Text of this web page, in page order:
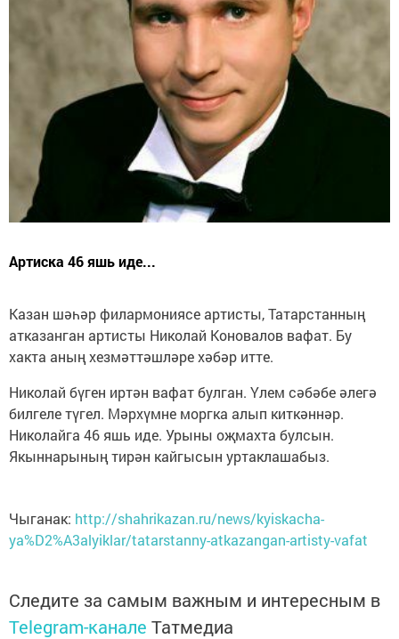
Артиска 46 яшь иде...
Казан шәһәр филармониясе артисты, Татарстанның
атказанган артисты Николай Коновалов вафат. Бу
хакта аның хезмәттәшләре хәбәр итте.
Николай бүген иртән вафат булган. Үлем сәбәбе әлегә
билгеле түгел. Мәрхүмне моргка алып киткәннәр.
Николайга 46 яшь иде. Урыны оҗмахта булсын.
Якыннарының тирән кайгысын уртаклашабыз.
Чыганак: http://shahrikazan.ru/news/kyiskacha-
ya%D2%A3alyiklar/tatarstanny-atkazangan-artisty-vafat
Следите за самым важным и интересным в
Telegram-канале Татмедиа